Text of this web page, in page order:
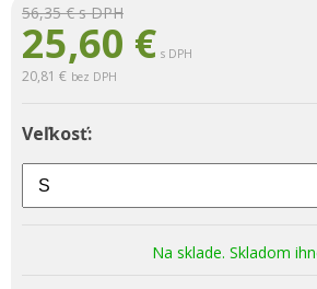
56,35 €s DPH
25,60 € s DPH
20,81 € bez DPH
Veľkosť:
Na sklade. Skladom